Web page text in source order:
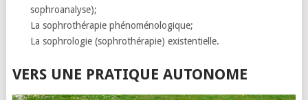
sophroanalyse);
La sophrothérapie phénoménologique;
La sophrologie (sophrothérapie) existentielle.
VERS UNE PRATIQUE AUTONOME